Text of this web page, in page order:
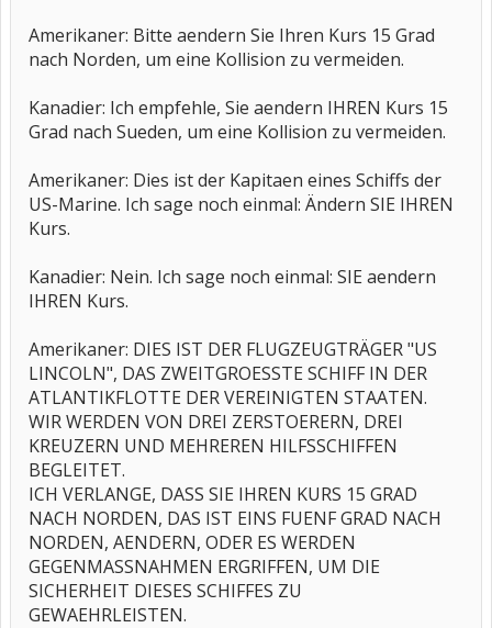
Amerikaner: Bitte aendern Sie Ihren Kurs 15 Grad
nach Norden, um eine Kollision zu vermeiden.
Kanadier: Ich empfehle, Sie aendern IHREN Kurs 15
Grad nach Sueden, um eine Kollision zu vermeiden.
Amerikaner: Dies ist der Kapitaen eines Schiffs der
US-Marine. Ich sage noch einmal: Ändern SIE IHREN
Kurs.
Kanadier: Nein. Ich sage noch einmal: SIE aendern
IHREN Kurs.
Amerikaner: DIES IST DER FLUGZEUGTRÄGER "US
LINCOLN", DAS ZWEITGROESSTE SCHIFF IN DER
ATLANTIKFLOTTE DER VEREINIGTEN STAATEN.
WIR WERDEN VON DREI ZERSTOERERN, DREI
KREUZERN UND MEHREREN HILFSSCHIFFEN
BEGLEITET.
ICH VERLANGE, DASS SIE IHREN KURS 15 GRAD
NACH NORDEN, DAS IST EINS FUENF GRAD NACH
NORDEN, AENDERN, ODER ES WERDEN
GEGENMASSNAHMEN ERGRIFFEN, UM DIE
SICHERHEIT DIESES SCHIFFES ZU
GEWAEHRLEISTEN.